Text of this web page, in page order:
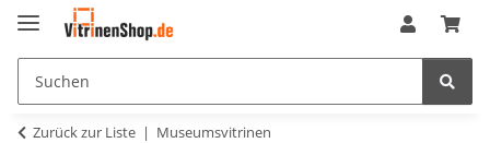
Zurück zur Liste Museumsvitrinen